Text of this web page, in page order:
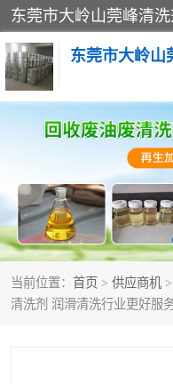
东莞市大岭山
当前位置： 首页 > 供应商机 >
清洗剂 润滑清洗行业更好服
废溶剂油回收
废碳氢回收
碳氢二氯回收